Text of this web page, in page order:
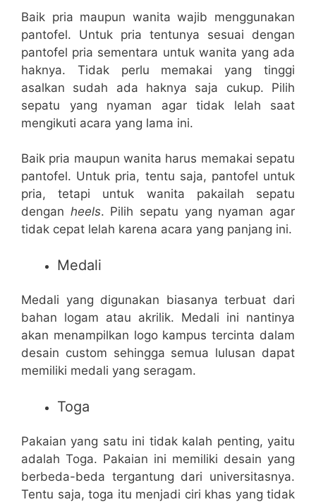
Baik pria maupun wanita wajib menggunakan
pantofel. Untuk pria tentunya sesuai dengan
pantofel pria sementara untuk wanita yang ada
haknya. Tidak perlu memakai yang tinggi
asalkan sudah ada haknya saja cukup. Pilih
sepatu yang nyaman agar tidak lelah saat
mengikuti acara yang lama ini.
Baik pria maupun wanita harus memakai sepatu
pantofel. Untuk pria, tentu saja, pantofel untuk
pria, tetapi untuk wanita pakailah sepatu
dengan heels. Pilih sepatu yang nyaman agar
tidak cepat lelah karena acara yang panjang ini.
Medali
Medali yang digunakan biasanya terbuat dari
bahan logam atau akrilik. Medali ini nantinya
akan menampilkan logo kampus tercinta dalam
desain custom sehingga semua lulusan dapat
memiliki medali yang seragam.
Toga
Pakaian yang satu ini tidak kalah penting, yaitu
adalah Toga. Pakaian ini memiliki desain yang
berbeda-beda tergantung dari universitasnya.
Tentu saja, toga itu menjadi ciri khas yang tidak